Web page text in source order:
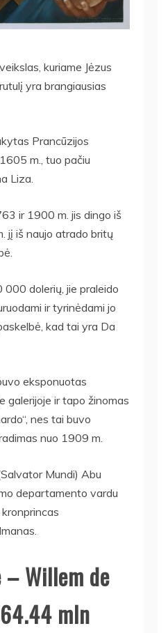
kuriame Jėzus
yra brangiausias
Prancūzijos
m., tuo pačiu
Liza.
ir 1900 m. jis dingo iš
jį iš naujo atrado britų
000 dolerių, jie praleido
ir tyrinėdami jo
kad tai yra Da
eksponuotas
galerijoje ir tapo žinomas
nes tai buvo
nuo 1909 m.
Mundi) Abu
departamento vardu
Willem de
mln